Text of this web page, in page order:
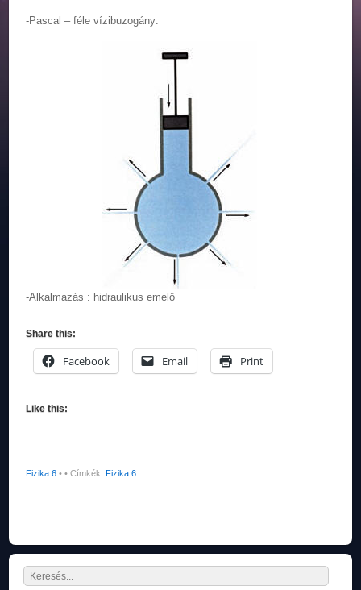
-Pascal – féle vízibuzogány:
-Alkalmazás : hidraulikus emelő
Share this:
Facebook Email Print
Like this:
Fizika 6 • • Címkék: Fizika 6